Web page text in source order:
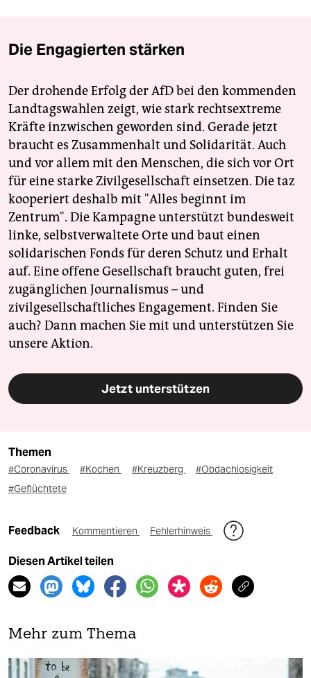
Die Engagierten stärken
Der drohende Erfolg der AfD bei den kommenden
Landtagswahlen zeigt, wie stark rechtsextreme
Kräfte inzwischen geworden sind. Gerade jetzt
braucht es Zusammenhalt und Solidarität. Auch
und vor allem mit den Menschen, die sich vor Ort
für eine starke Zivilgesellschaft einsetzen. Die taz
kooperiert deshalb mit "Alles beginnt im
Zentrum". Die Kampagne unterstützt bundesweit
linke, selbstverwaltete Orte und baut einen
solidarischen Fonds für deren Schutz und Erhalt
auf. Eine offene Gesellschaft braucht guten, frei
zugänglichen Journalismus – und
zivilgesellschaftliches Engagement. Finden Sie
auch? Dann machen Sie mit und unterstützen Sie
unsere Aktion.
Jetzt unterstützen
Themen
#Coronavirus #Kochen #Kreuzberg
#Obdachlosigkeit
#Geflüchtete
Feedback Kommentieren Fehlerhinweis
Diesen Artikel teilen
Mehr zum Thema